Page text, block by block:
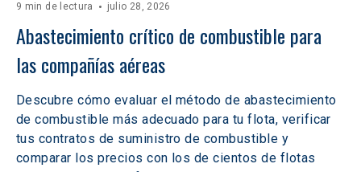
9 min de lectura julio 28, 2026
Abastecimiento crítico de combustible para
las compañías aéreas
Descubre cómo evaluar el método de abastecimiento
de combustible más adecuado para tu flota, verificar
tus contratos de suministro de combustible y
comparar los precios con los de cientos de flotas